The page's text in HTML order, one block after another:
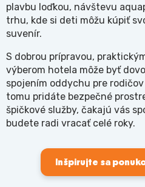
plavbu loďkou, návštevu
trhu, kde si deti môžu kúpiť
suvenír.
S dobrou prípravou,
výberom hotela môže byť
spojením oddychu pre
tomu pridáte bezpečné
špičkové služby, čakajú vás
budete radi vracať celé roky.
Inšpirujte sa